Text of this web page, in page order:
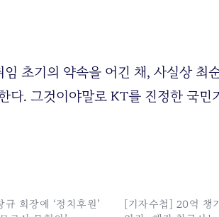
초기의 약속을 어긴 채, 사실상 최
다. 그것이야말로 KT를 진정한 국민
회장에 ‘정치후원’
[기자수첩] 20억 챙